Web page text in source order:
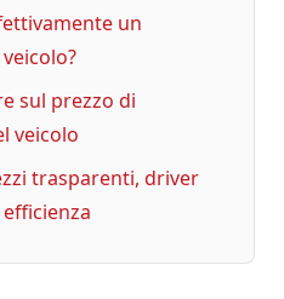
un
sul prezzo di
veicolo
trasparenti, driver